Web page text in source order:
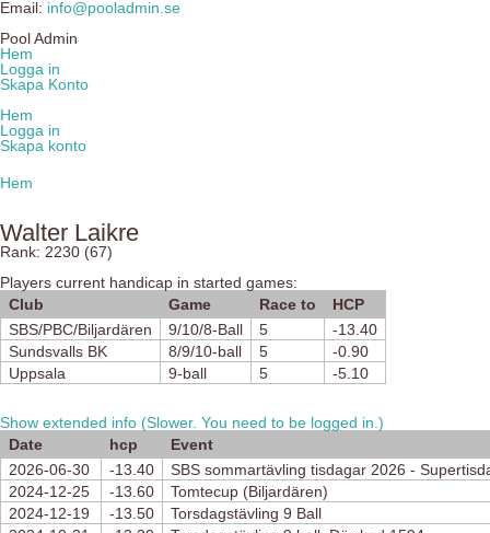
Email: info@pooladmin.se
Pool Admin
Hem
Logga in
Skapa Konto
Hem
Logga in
Skapa konto
Hem
Walter Laikre
Rank: 2230 (67)
Players current handicap in started games:
Club
Game Race to
HCP
SBS/PBC/Biljardären
9/10/8-Ball 5
-13.40
Sundsvalls BK
8/9/10-ball 5
-0.90
Uppsala
9-ball 5 -5.10
Show extended info (Slower. You need to be logged in.)
Date
hcp
Event
2026-06-30
-13.40
SBS sommartävling tisdagar 2026 -
2024-12-25
-13.60
Tomtecup (Biljardären)
2024-12-19
-13.50
Torsdagstävling 9 Ball